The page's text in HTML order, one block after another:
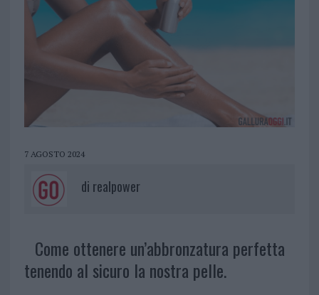
7 AGOSTO 2024
di realpower
Come ottenere un’abbronzatura perfetta
tenendo al sicuro la nostra pelle.